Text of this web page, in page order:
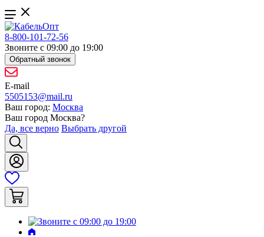
8-800-101-72-56
Звоните с 09:00 до 19:00
Обратный звонок
E-mail
5505153@mail.ru
Ваш город: Москва
Ваш город Москва?
Да, все верно Выбрать другой